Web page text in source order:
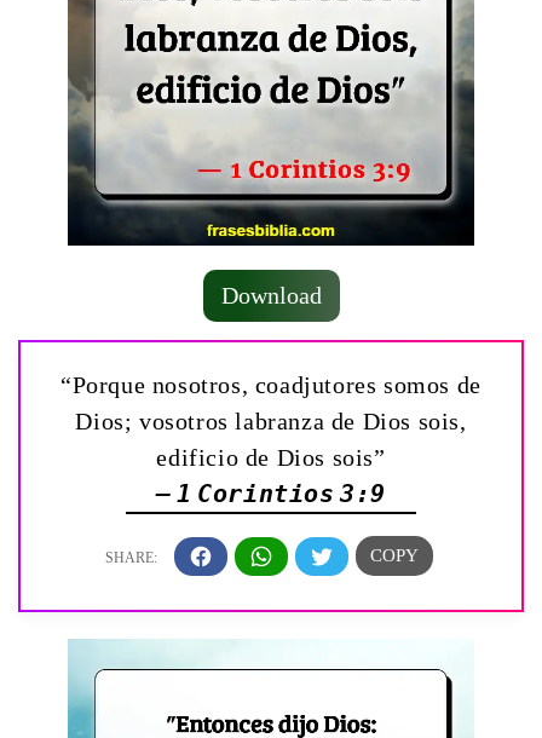
Download
“Porque nosotros, coadjutores somos de
Dios; vosotros labranza de Dios sois,
edificio de Dios sois”
— 1 Corintios 3:9